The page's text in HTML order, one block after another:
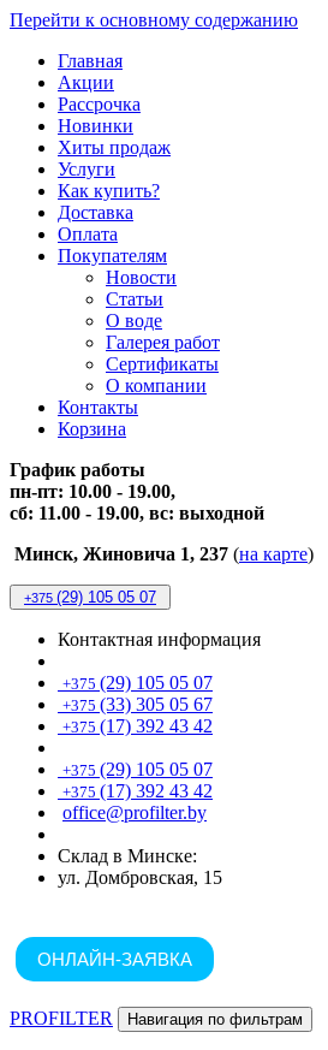
Перейти к основному содержанию
Главная
Акции
Рассрочка
Новинки
Хиты продаж
Услуги
Как купить?
Доставка
Оплата
Покупателям
Новости
Статьи
О воде
Галерея работ
Сертификаты
О компании
Контакты
Корзина
График работы
пн-пт: 10.00 - 19.00,
сб: 11.00 - 19.00, вс: выходной
Минск, Жиновича 1, 237 (на карте)
+375 (29) 105 05 07
Контактная информация
+375 (29) 105 05 07
+375 (33) 305 05 67
+375 (17) 392 43 42
+375 (29) 105 05 07
+375 (17) 392 43 42
office@profilter.by
Склад в Минске:
ул. Домбровская, 15
ОНЛАЙН-ЗАЯВКА
PROFILTER Навигация по фильтрам